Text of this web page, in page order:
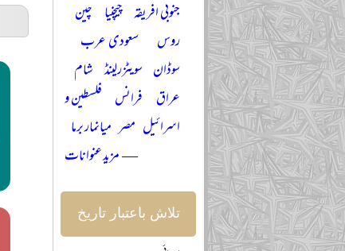
جنوبی افریقہ چیچنیا چین
روس
سعودی عرب
سوڈان سویٹزرلینڈ شام
عراق فرانس فلسطین و
اسرائیل مصر میانمار برما
— مزید عنوانات
تلاش باعتبار تاریخ